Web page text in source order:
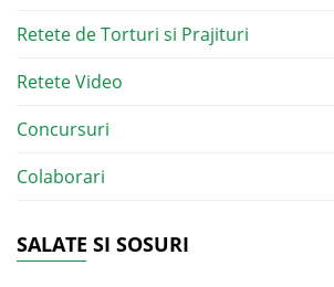
Retete de Torturi si Prajituri
Retete Video
Concursuri
Colaborari
SALATE SI SOSURI